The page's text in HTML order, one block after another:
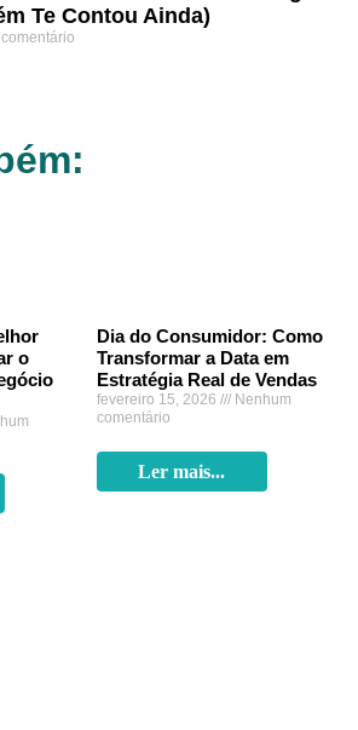
Te Contou Ainda)
o
Dia do Consumidor: Como
Transformar a Data em
Estratégia Real de Vendas
fevereiro 15, 2026
Nenhum
comentário
Ler mais...